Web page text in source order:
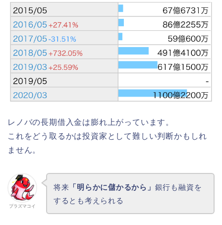
レノバの長期借入金は膨れ上がっています。
これをどう取るかは投資家として難しい判断かもしれ
ません。
プラズマコイ
将来 「明らかに儲かるから」 銀行も融資を
するとも考えられる